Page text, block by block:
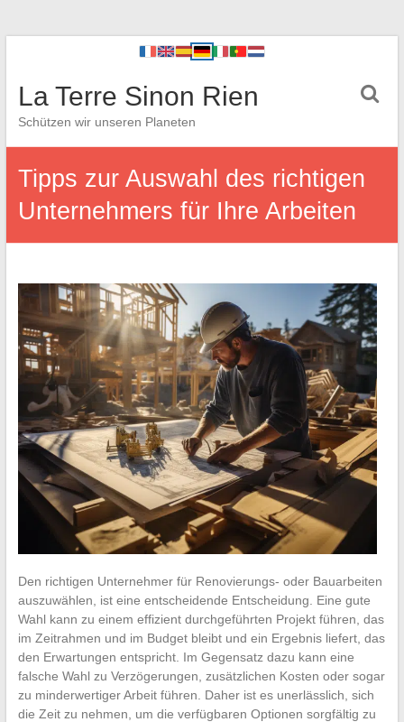
La Terre Sinon Rien
Schützen wir unseren Planeten
Tipps zur Auswahl des richtigen
Unternehmers für Ihre Arbeiten
Den richtigen Unternehmer für Renovierungs- oder Bauarbeiten
auszuwählen, ist eine entscheidende Entscheidung. Eine gute
Wahl kann zu einem effizient durchgeführten Projekt führen, das
im Zeitrahmen und im Budget bleibt und ein Ergebnis liefert, das
den Erwartungen entspricht. Im Gegensatz dazu kann eine
falsche Wahl zu Verzögerungen, zusätzlichen Kosten oder sogar
zu minderwertiger Arbeit führen. Daher ist es unerlässlich, sich
die Zeit zu nehmen, um die verfügbaren Optionen sorgfältig zu